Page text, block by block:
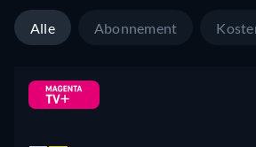
Alle Abonnement